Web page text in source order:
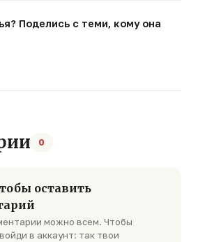
Поделись с теми, кому она
0
оставить
можно всем. Чтобы
в аккаунт: так твои